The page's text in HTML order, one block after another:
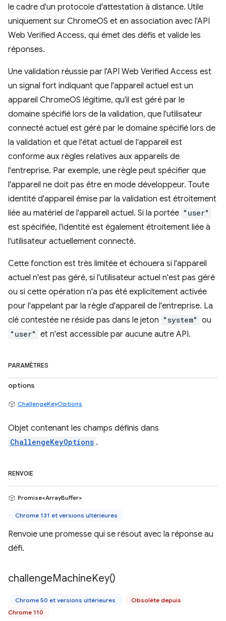
le cadre d'un protocole d'attestation à distance. Utile
uniquement sur ChromeOS et en association avec l'API
Web Verified Access, qui émet des défis et valide les
réponses.
Une validation réussie par l'API Web Verified Access est
un signal fort indiquant que l'appareil actuel est un
appareil ChromeOS légitime, qu'il est géré par le
domaine spécifié lors de la validation, que l'utilisateur
connecté actuel est géré par le domaine spécifié lors de
la validation et que l'état actuel de l'appareil est
conforme aux règles relatives aux appareils de
l'entreprise. Par exemple, une règle peut spécifier que
l'appareil ne doit pas être en mode développeur. Toute
identité d'appareil émise par la validation est étroitement
liée au matériel de l'appareil actuel. Si la portée "user"
est spécifiée, l'identité est également étroitement liée à
l'utilisateur actuellement connecté.
Cette fonction est très limitée et échouera si l'appareil
actuel n'est pas géré, si l'utilisateur actuel n'est pas géré
ou si cette opération n'a pas été explicitement activée
pour l'appelant par la règle d'appareil de l'entreprise. La
clé contestée ne réside pas dans le jeton "system" ou
"user" et n'est accessible par aucune autre API.
PARAMÈTRES
options
ChallengeKeyOptions
Objet contenant les champs définis dans
ChallengeKeyOptions .
RENVOIE
Promise<ArrayBuffer>
Chrome 131 et versions ultérieures
Renvoie une promesse qui se résout avec la réponse au
défi.
challengeMachineKey()
Chrome 50 et versions ultérieures
Obsolète depuis
Chrome 110